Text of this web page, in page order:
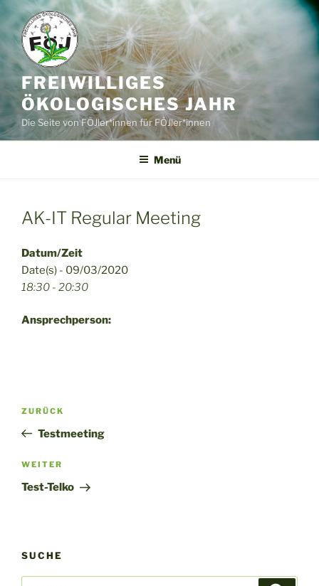
Inhalt
springen
FREIWILLIGES
ÖKOLOGISCHES JAHR
Die Seite von FÖJler*innen für FÖJler*innen
Menü
AK-IT Regular Meeting
Datum/Zeit
Date(s) - 09/03/2020
18:30 - 20:30
Ansprechperson:
Beitragsnavigation
Vorheriger
Beitrag
ZURÜCK
Testmeeting
Nächster
Beitrag
WEITER
Test-Telko
SUCHE